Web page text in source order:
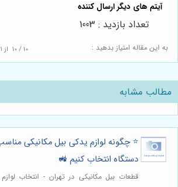
به این مقاله امتیاز بدهید : 10 / 10 از 1
تعداد بازدید : 1003
مطالب مشابه
⭐️ چگونه لوازم یدکی بیل مکانیکی
دستگاه انتخاب کنیم 🚜
قطعات بیل مکانیکی در تهران - انتخاب